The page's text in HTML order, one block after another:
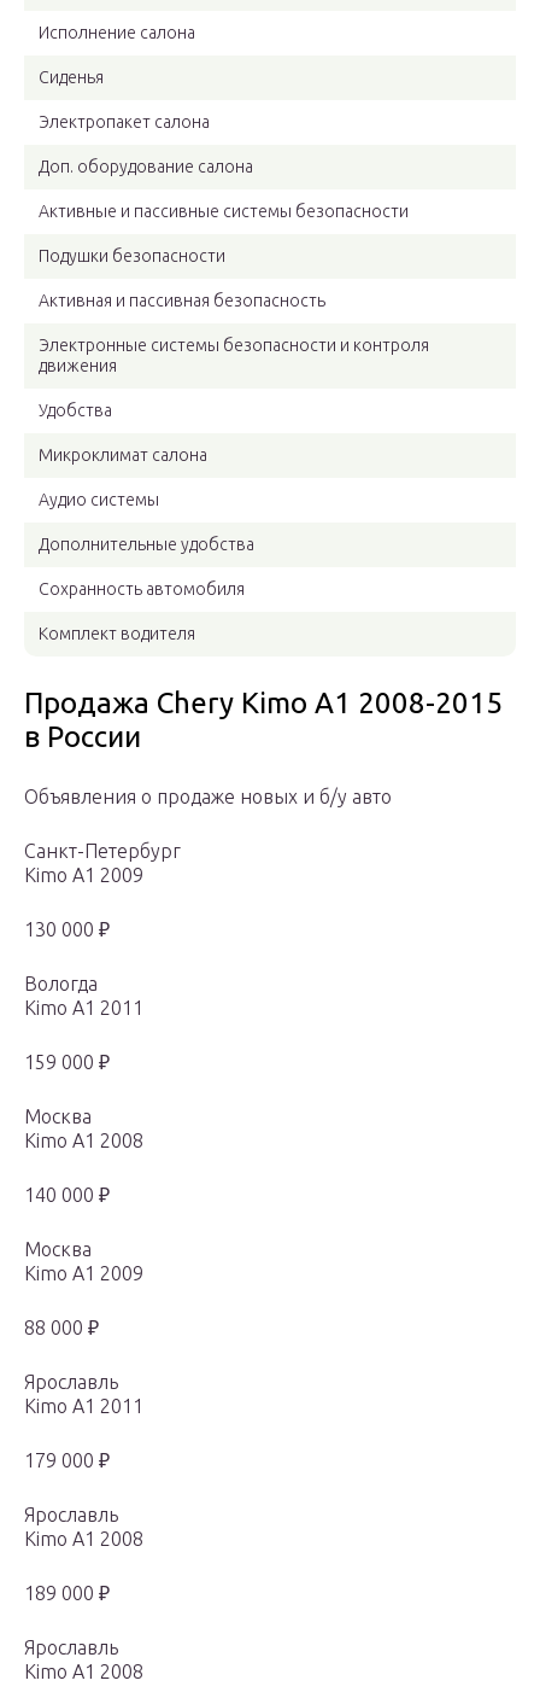
Исполнение салона
Сиденья
Электропакет салона
Доп. оборудование салона
Активные и пассивные системы безопасности
Подушки безопасности
Активная и пассивная безопасность
Электронные системы безопасности и контроля
движения
Удобства
Микроклимат салона
Аудио системы
Дополнительные удобства
Сохранность автомобиля
Комплект водителя
Продажа Chery Kimo A1 2008-2015
в России
Объявления о продаже новых и б/у авто
Санкт-Петербург
Kimo A1 2009
130 000 ₽
Вологда
Kimo A1 2011
159 000 ₽
Москва
Kimo A1 2008
140 000 ₽
Москва
Kimo A1 2009
88 000 ₽
Ярославль
Kimo A1 2011
179 000 ₽
Ярославль
Kimo A1 2008
189 000 ₽
Ярославль
Kimo A1 2008